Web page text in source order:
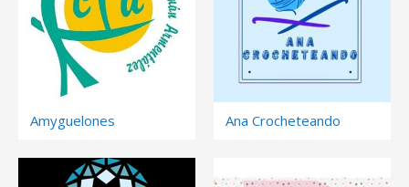
Amyguelones Ana Crocheteando